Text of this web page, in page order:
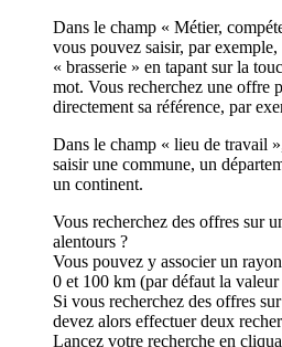
Dans le champ « Métier,
vous pouvez saisir, par
« brasserie » en tapant sur la
mot. Vous recherchez une offre
directement sa référence, par
Dans le champ « lieu de travail
saisir une commune, un
un continent.
Vous recherchez des offres sur
alentours ?
Vous pouvez y associer un
0 et 100 km (par défaut la
Si vous recherchez des offres
devez alors effectuer deux
Lancez votre recherche en